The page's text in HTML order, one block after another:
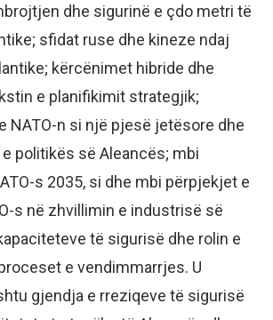
dhe sigurinë e çdo metri të
sfidat ruse dhe kineze ndaj
kërcënimet hibride dhe
e planifikimit strategjik;
NATO-n si një pjesë jetësore dhe
politikës së Aleancës; mbi
s 2035, si dhe mbi përpjekjet e
s në zhvillimin e industrisë së
të sigurisë dhe rolin e
e vendimmarrjes. U
gjendja e rreziqeve të sigurisë